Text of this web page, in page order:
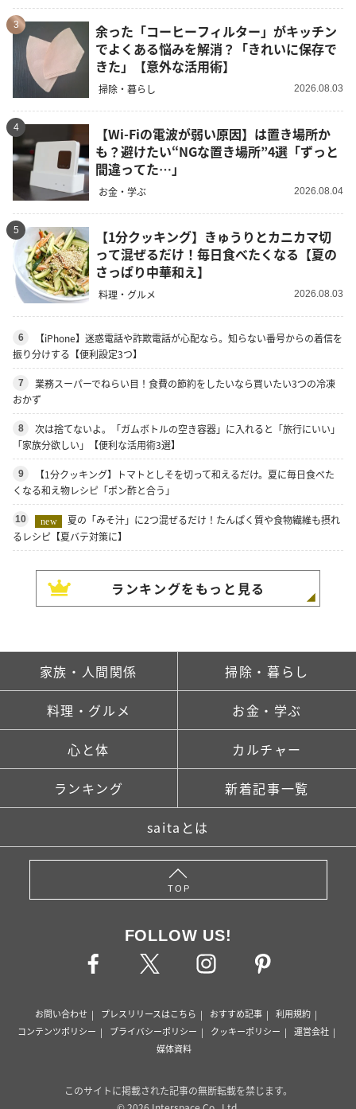
3
余った「コーヒーフィルター」がキッチン
でよくある悩みを解消？「きれいに保存で
きた」【意外な活用術】
掃除・暮らし 2026.08.03
4
【Wi-Fiの電波が弱い原因】は置き場所か
も？避けたい“NGな置き場所”4選「ずっと
間違ってた…」
お金・学ぶ 2026.08.04
5
【1分クッキング】きゅうりとカニカマ切
って混ぜるだけ！毎日食べたくなる【夏の
さっぱり中華和え】
料理・グルメ 2026.08.03
6
【iPhone】迷惑電話や詐欺電話が心配なら。知らない番号からの着信を
振り分けする【便利設定3つ】
7
業務スーパーでねらい目！食費の節約をしたいなら買いたい3つの冷凍
おかず
8
次は捨てないよ。「ガムボトルの空き容器」に入れると「旅行にいい」
「家族分欲しい」【便利な活用術3選】
9
【1分クッキング】トマトとしそを切って和えるだけ。夏に毎日食べた
くなる和え物レシピ「ポン酢と合う」
10 new
夏の「みそ汁」に2つ混ぜるだけ！たんぱく質や食物繊維も摂れ
るレシピ【夏バテ対策に】
ランキングをもっと見る
家族・人間関係 掃除・暮らし
料理・グルメ お金・学ぶ
心と体 カルチャー
ランキング 新着記事一覧
saitaとは
TOP
FOLLOW US!
お問い合わせ プレスリリースはこちら おすすめ記事
利用規約
コンテンツポリシー
プライバシーポリシー クッキーポリシー
運営会社
媒体資料
このサイトに掲載された記事の無断転載を禁じます。